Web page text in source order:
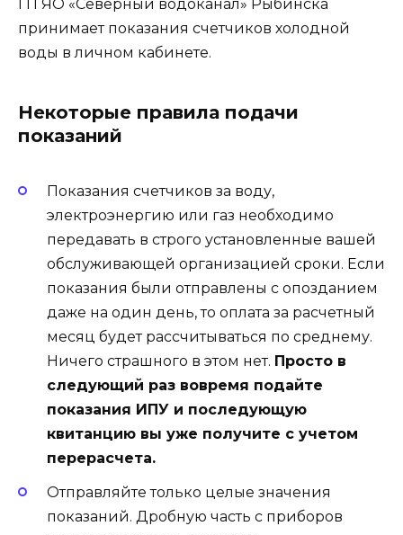
ГП ЯО «Северный водоканал» Рыбинска
принимает показания счетчиков холодной
воды в личном кабинете.
Некоторые правила подачи
показаний
Показания счетчиков за воду,
электроэнергию или газ необходимо
передавать в строго установленные вашей
обслуживающей организацией сроки. Если
показания были отправлены с опозданием
даже на один день, то оплата за расчетный
месяц будет рассчитываться по среднему.
Ничего страшного в этом нет. Просто в
следующий раз вовремя подайте
показания ИПУ и последующую
квитанцию вы уже получите с учетом
перерасчета.
Отправляйте только целые значения
показаний. Дробную часть с приборов